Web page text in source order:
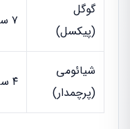
گوگل
(پیکسل)
۷ سال
شیائومی
(پرچمدار)
۴ سال